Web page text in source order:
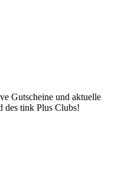
Gutscheine und aktuelle
des tink Plus Clubs!